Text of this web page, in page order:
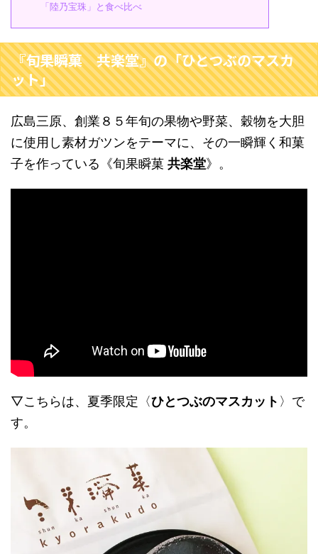
「陸乃宝珠」と食べ比べ
『旬果瞬菓 共楽堂』の「ひとつぶのマスカ
ット」
広島三原、創業８５年旬の果物や野菜、穀物を大胆
に使用し素材ガツンをテーマに、その一瞬輝く和菓
子を作っている《旬果瞬菓 共楽堂》。
▽こちらは、夏季限定〈ひとつぶのマスカット 〉で
す。